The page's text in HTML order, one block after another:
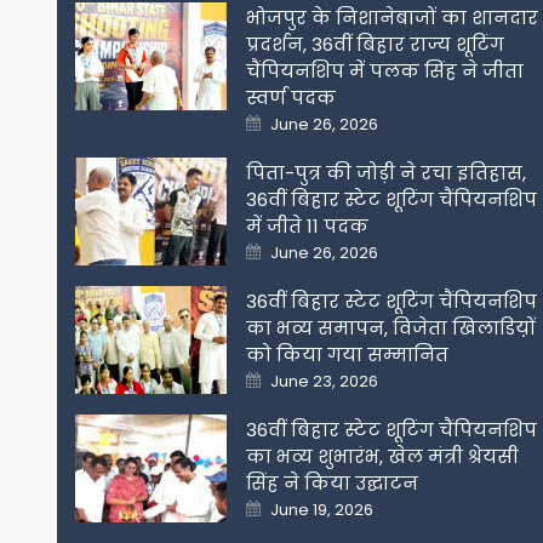
भोजपुर के निशानेबाजों का शानदार
प्रदर्शन, 36वीं बिहार राज्य शूटिंग
चैंपियनशिप में पलक सिंह ने जीता
स्वर्ण पदक
Posted
on
June 26, 2026
पिता-पुत्र की जोड़ी ने रचा इतिहास,
36वीं बिहार स्टेट शूटिंग चैंपियनशिप
में जीते 11 पदक
Posted
on
June 26, 2026
36वीं बिहार स्टेट शूटिंग चैंपियनशिप
का भव्य समापन, विजेता खिलाडिय़ों
को किया गया सम्मानित
Posted
on
June 23, 2026
36वीं बिहार स्टेट शूटिंग चैंपियनशिप
का भव्य शुभारंभ, खेल मंत्री श्रेयसी
सिंह ने किया उद्घाटन
Posted
on
June 19, 2026